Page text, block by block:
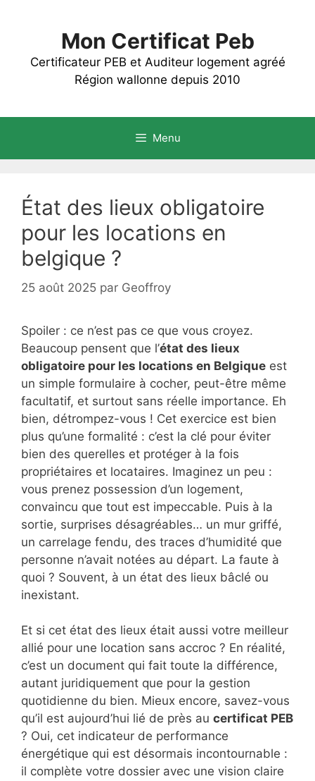
Mon Certificat Peb
Certificateur PEB et Auditeur logement agréé
Région wallonne depuis 2010
Menu
État des lieux obligatoire
pour les locations en
belgique ?
25 août 2025 par Geoffroy
Spoiler : ce n’est pas ce que vous croyez.
Beaucoup pensent que l’état des lieux
obligatoire pour les locations en Belgique est
un simple formulaire à cocher, peut-être même
facultatif, et surtout sans réelle importance. Eh
bien, détrompez-vous ! Cet exercice est bien
plus qu’une formalité : c’est la clé pour éviter
bien des querelles et protéger à la fois
propriétaires et locataires. Imaginez un peu :
vous prenez possession d’un logement,
convaincu que tout est impeccable. Puis à la
sortie, surprises désagréables… un mur griffé,
un carrelage fendu, des traces d’humidité que
personne n’avait notées au départ. La faute à
quoi ? Souvent, à un état des lieux bâclé ou
inexistant.
Et si cet état des lieux était aussi votre meilleur
allié pour une location sans accroc ? En réalité,
c’est un document qui fait toute la différence,
autant juridiquement que pour la gestion
quotidienne du bien. Mieux encore, savez-vous
qu’il est aujourd’hui lié de près au certificat PEB
? Oui, cet indicateur de performance
énergétique qui est désormais incontournable :
il complète votre dossier avec une vision claire